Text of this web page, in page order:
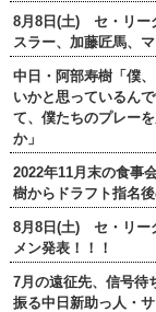
8月8日(土) セ・リー
スラー、加藤匠馬、
中日・阿部寿樹「僕
いかと思っているん
て、僕たちのプレー
か」
2022年11月末の食事
樹からドラフト指名
8月8日(土) セ・リー
メン発表！！！
7月の遠征先、信号待
振る中日新助っ人・